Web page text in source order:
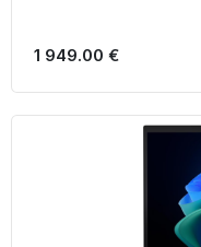
1 949.00 €